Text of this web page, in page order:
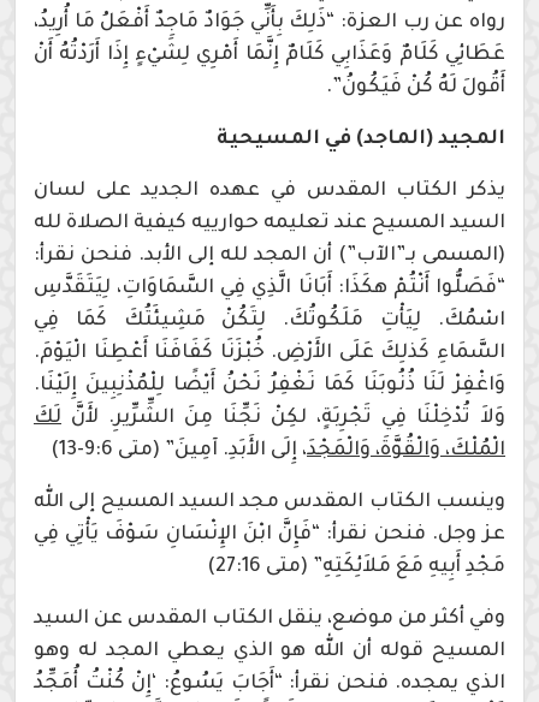
رواه عن رب العزة: “ذَلِكَ بِأَنِّي جَوَادٌ مَاجِدٌ أَفْعَلُ مَا أُرِيدُ،
عَطَائِي كَلَامٌ وَعَذَابِي كَلَامٌ إِنَّمَا أَمْرِي لِشَيْءٍ إِذَا أَرَدْتُهُ أَنْ
أَقُولَ لَهُ كُنْ فَيَكُونُ”.
المجيد (الماجد) في المسيحية
يذكر الكتاب المقدس في عهده الجديد على لسان
السيد المسيح عند تعليمه حوارييه كيفية الصلاة لله
(المسمى بـ”الآب”) أن المجد لله إلى الأبد. فنحن نقرأ:
“فَصَلُّوا أَنْتُمْ هكَذَا: أَبَانَا الَّذِي فِي السَّمَاوَاتِ، لِيَتَقَدَّسِ
اسْمُكَ. لِيَأْتِ مَلَكُوتُكَ. لِتَكُنْ مَشِيئَتُكَ كَمَا فِي
السَّمَاءِ كَذلِكَ عَلَى الأَرْضِ. خُبْزَنَا كَفَافَنَا أَعْطِنَا الْيَوْمَ.
وَاغْفِرْ لَنَا ذُنُوبَنَا كَمَا نَغْفِرُ نَحْنُ أَيْضًا لِلْمُذْنِبِينَ إِلَيْنَا.
وَلاَ تُدْخِلْنَا فِي تَجْرِبَةٍ، لكِنْ نَجِّنَا مِنَ الشِّرِّيرِ. لأَنَّ لَكَ
الْمُلْكَ، وَالْقُوَّةَ، وَالْمَجْدَ، إِلَى الأَبَدِ. آمِينَ” (متى 9:6-13)
وينسب الكتاب المقدس مجد السيد المسيح إلى الله
عز وجل. فنحن نقرأ: “فَإِنَّ ابْنَ الإِنْسَانِ سَوْفَ يَأْتِي فِي
مَجْدِ أَبِيهِ مَعَ مَلاَئِكَتِهِ” (متى 27:16)
وفي أكثر من موضع، ينقل الكتاب المقدس عن السيد
المسيح قوله أن الله هو الذي يعطي المجد له وهو
الذي يمجده. فنحن نقرأ: “أَجَابَ يَسُوعُ: ‘إِنْ كُنْتُ أُمَجِّدُ